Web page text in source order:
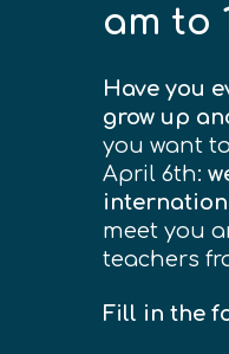
am to
Have you
grow up
you want
April 6th:
meet you
teachers
Fill in the